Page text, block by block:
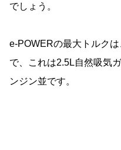
でしょう。
e-POWERの最大トルク
で、これは2.5L自然吸気
ンジン並です。